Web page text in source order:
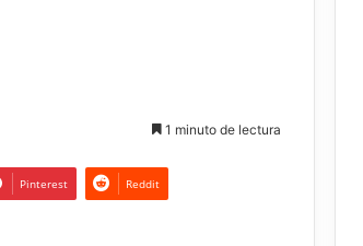
1 minuto de lectura
Pinterest Reddit